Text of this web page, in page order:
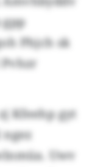
gpp
Phjch sk
Kfeehp gyt
Uwv